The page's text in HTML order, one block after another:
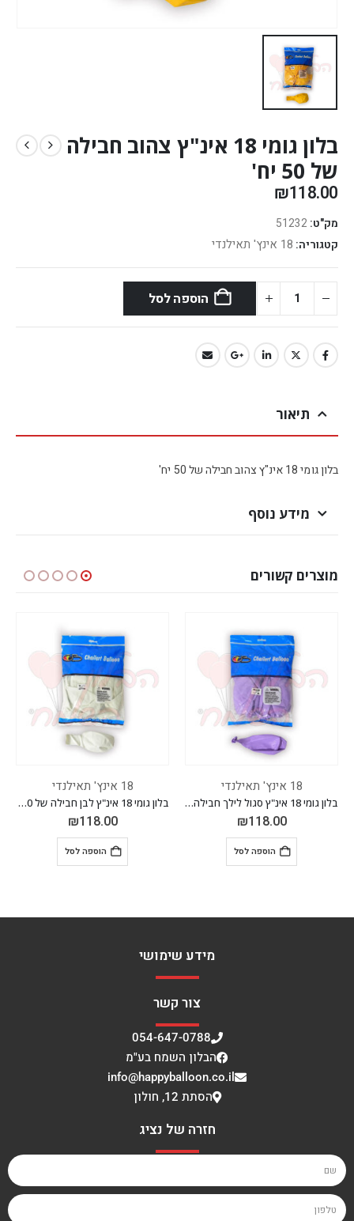
בלון גומי 18 אינ"ץ צהוב חבילה
של 50 יח'
₪118.00
מק"ט: 51232
קטגוריה: 18 אינץ' תאילנדי
הוספה לסל
תיאור
בלון גומי 18 אינ"ץ צהוב חבילה של 50 יח'
מידע נוסף
מוצרים קשורים
בלון גומי 18 אינ"ץ סגול לילך חבילה של 50 יח' בלון גומי 18 אינ"ץ לבן חבילה של 50 יח'
מידע שימושי
צור קשר
054-647-0788
הבלון השמח בע"מ
info@happyballoon.co.il
הסתת 12, חולון
חזרה של נציג